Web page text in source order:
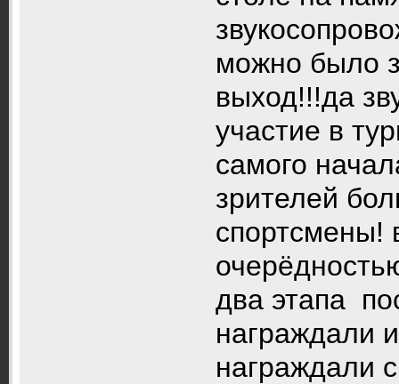
можно было
выход!!!да
участие в
самого
зрителей
спортсмены!
два этапа
награждали
награждали